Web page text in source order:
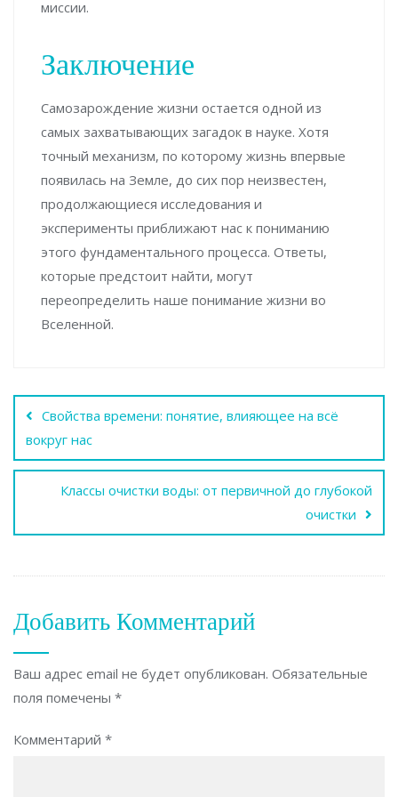
миссии.
Заключение
Самозарождение жизни остается одной из
самых захватывающих загадок в науке. Хотя
точный механизм, по которому жизнь впервые
появилась на Земле, до сих пор неизвестен,
продолжающиеся исследования и
эксперименты приближают нас к пониманию
этого фундаментального процесса. Ответы,
которые предстоит найти, могут
переопределить наше понимание жизни во
Вселенной.
Навигация
по
записям
Свойства времени: понятие, влияющее на всё
вокруг нас
Классы очистки воды: от первичной до глубокой
очистки
Добавить Комментарий
Ваш адрес email не будет опубликован. Обязательные
поля помечены *
Комментарий *